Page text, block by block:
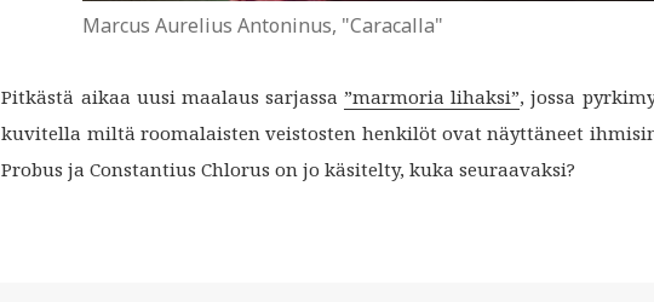
Marcus Aurelius Antoninus, "Caracalla"
Pitkästä aikaa uusi maalaus sarjassa”marmoria lihaksi”, jossa
kuvitella miltä roomalaisten veistosten henkilöt ovat näyttäneet
Probus ja Constantius Chlorus on jo käsitelty, kuka seuraavaksi?